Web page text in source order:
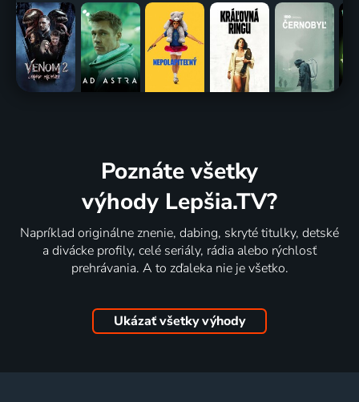
Poznáte všetky
výhody Lepšia.TV?
Napríklad originálne znenie, dabing, skryté titulky, detské
a divácke profily, celé seriály, rádia alebo rýchlosť
prehrávania. A to zďaleka nie je všetko.
Ukázať všetky výhody